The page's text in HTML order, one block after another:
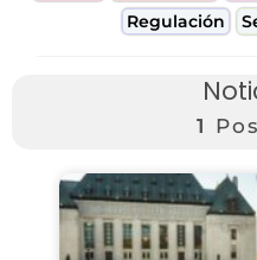
Regulación
1